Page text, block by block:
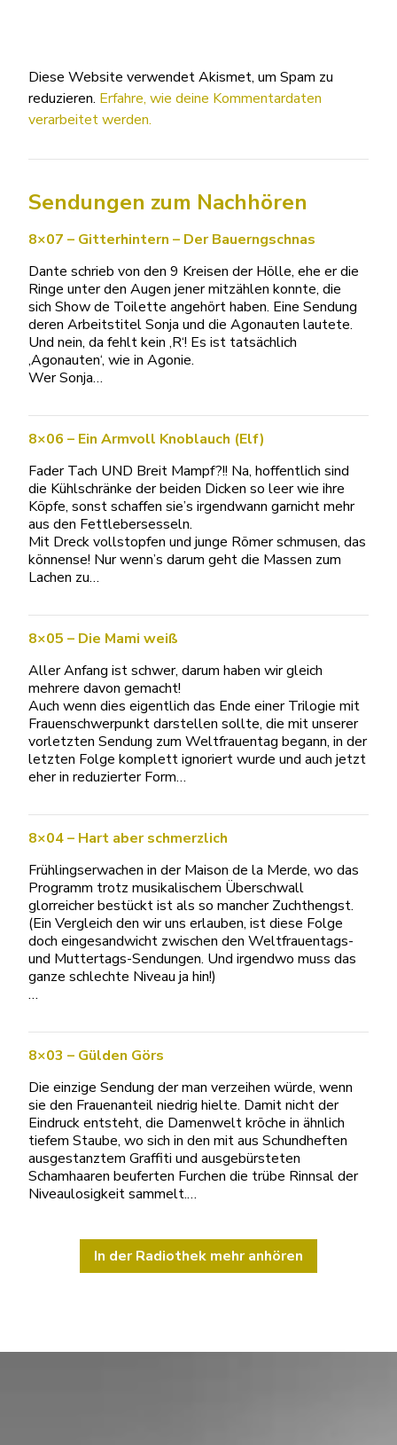
Diese Website verwendet Akismet, um Spam zu
reduzieren. Erfahre, wie deine Kommentardaten
verarbeitet werden.
Sendungen zum Nachhören
8×07 – Gitterhintern – Der Bauerngschnas
Dante schrieb von den 9 Kreisen der Hölle, ehe er die
Ringe unter den Augen jener mitzählen konnte, die
sich Show de Toilette angehört haben. Eine Sendung
deren Arbeitstitel Sonja und die Agonauten lautete.
Und nein, da fehlt kein ‚R‘! Es ist tatsächlich
‚Agonauten‘, wie in Agonie.
Wer Sonja…
8×06 – Ein Armvoll Knoblauch (Elf)
Fader Tach UND Breit Mampf?!! Na, hoffentlich sind
die Kühlschränke der beiden Dicken so leer wie ihre
Köpfe, sonst schaffen sie’s irgendwann garnicht mehr
aus den Fettlebersesseln.
Mit Dreck vollstopfen und junge Römer schmusen, das
könnense! Nur wenn’s darum geht die Massen zum
Lachen zu…
8×05 – Die Mami weiß
Aller Anfang ist schwer, darum haben wir gleich
mehrere davon gemacht!
Auch wenn dies eigentlich das Ende einer Trilogie mit
Frauenschwerpunkt darstellen sollte, die mit unserer
vorletzten Sendung zum Weltfrauentag begann, in der
letzten Folge komplett ignoriert wurde und auch jetzt
eher in reduzierter Form…
8×04 – Hart aber schmerzlich
Frühlingserwachen in der Maison de la Merde, wo das
Programm trotz musikalischem Überschwall
glorreicher bestückt ist als so mancher Zuchthengst.
(Ein Vergleich den wir uns erlauben, ist diese Folge
doch eingesandwicht zwischen den Weltfrauentags-
und Muttertags-Sendungen. Und irgendwo muss das
ganze schlechte Niveau ja hin!)
…
8×03 – Gülden Görs
Die einzige Sendung der man verzeihen würde, wenn
sie den Frauenanteil niedrig hielte. Damit nicht der
Eindruck entsteht, die Damenwelt kröche in ähnlich
tiefem Staube, wo sich in den mit aus Schundheften
ausgestanztem Graffiti und ausgebürsteten
Schamhaaren beuferten Furchen die trübe Rinnsal der
Niveaulosigkeit sammelt.…
In der Radiothek mehr anhören